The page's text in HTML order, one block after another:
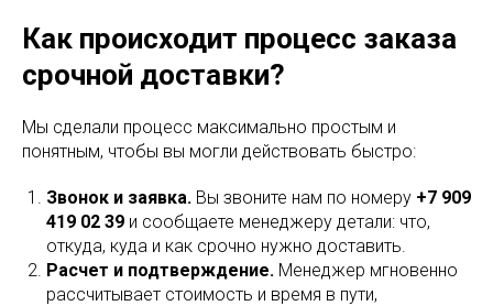
Как происходит процесс заказа
срочной доставки?
Мы сделали процесс максимально простым и
понятным, чтобы вы могли действовать быстро:
Звонок и заявка. Вы звоните нам по номеру +7 909
419 02 39 и сообщаете менеджеру детали: что,
откуда, куда и как срочно нужно доставить.
Расчет и подтверждение. Менеджер мгновенно
рассчитывает стоимость и время в пути,